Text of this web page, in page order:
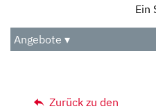
Audio
Das Beste
Ein
Angebote ▾
Zurück zu den